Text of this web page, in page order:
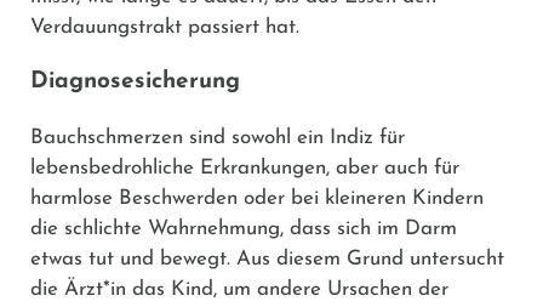
Verdauungstrakt passiert hat.
Diagnosesicherung
Bauchschmerzen sind sowohl ein Indiz für
lebensbedrohliche Erkrankungen, aber auch für
harmlose Beschwerden oder bei kleineren Kindern
die schlichte Wahrnehmung, dass sich im Darm
etwas tut und bewegt. Aus diesem Grund untersucht
die Ärzt*in das Kind, um andere Ursachen der